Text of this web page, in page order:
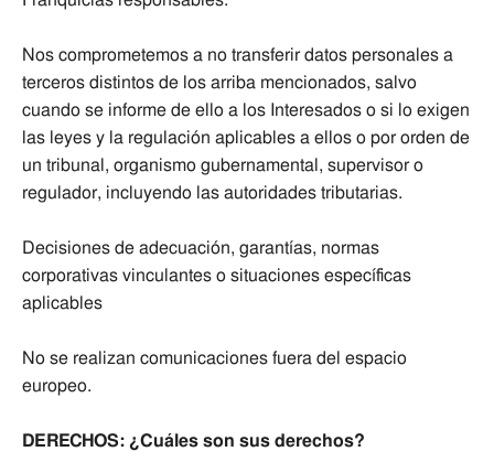
Nos comprometemos a no transferir datos personales a
terceros distintos de los arriba mencionados, salvo
cuando se informe de ello a los Interesados o si lo exigen
las leyes y la regulación aplicables a ellos o por orden de
un tribunal, organismo gubernamental, supervisor o
regulador, incluyendo las autoridades tributarias.
Decisiones de adecuación, garantías, normas
corporativas vinculantes o situaciones específicas
aplicables
No se realizan comunicaciones fuera del espacio
europeo.
DERECHOS: ¿Cuáles son sus derechos?